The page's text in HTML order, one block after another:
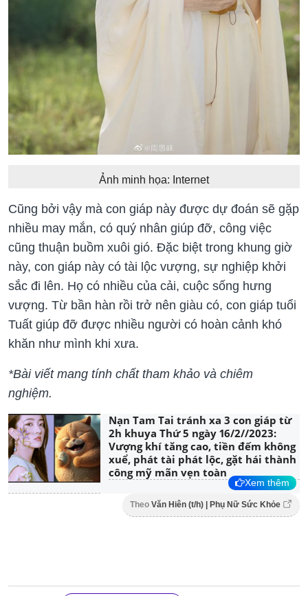
Ảnh minh họa: Internet
Cũng bởi vậy mà con giáp này được dự đoán sẽ gặp
nhiều may mắn, có quý nhân giúp đỡ, công việc
cũng thuận buồm xuôi gió. Đặc biệt trong khung giờ
này, con giáp này có tài lộc vượng, sự nghiệp khởi
sắc đi lên. Họ có nhiều của cải, cuộc sống hưng
vượng. Từ bần hàn rồi trở nên giàu có, con giáp tuổi
Tuất giúp đỡ được nhiều người có hoàn cảnh khó
khăn như mình khi xưa.
*Bài viết mang tính chất tham khảo và chiêm
nghiệm.
Nạn Tam Tai tránh xa 3 con giáp từ
2h khuya Thứ 5 ngày 16/2//2023:
Vượng khí tăng cao, tiền đếm không
xuể, phát tài phát lộc, gặt hái thành
công mỹ mãn vẹn toàn
Xem thêm
Theo Văn Hiên (t/h) | Phụ Nữ Sức Khỏe